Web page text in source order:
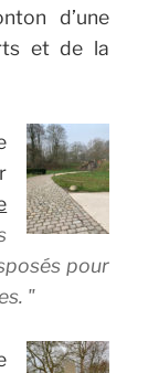
d’une
et de la
pour